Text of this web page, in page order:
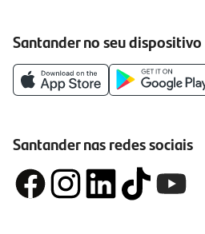
Santander no seu dispositivo
Santander nas redes sociais